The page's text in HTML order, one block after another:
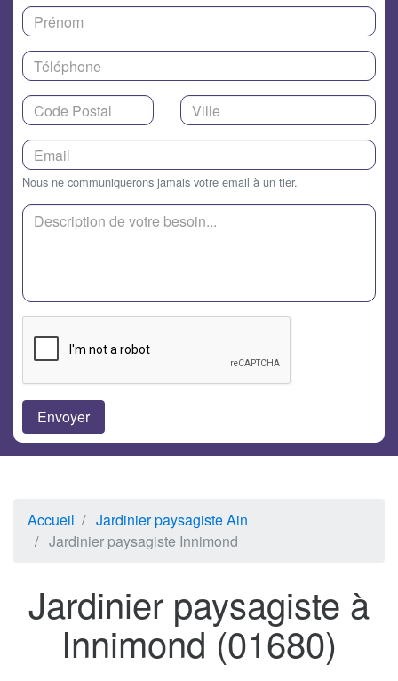
Nous ne communiquerons jamais votre email à un tier.
Accueil
Jardinier paysagiste Ain
Jardinier paysagiste Innimond
Jardinier paysagiste à
Innimond (01680)